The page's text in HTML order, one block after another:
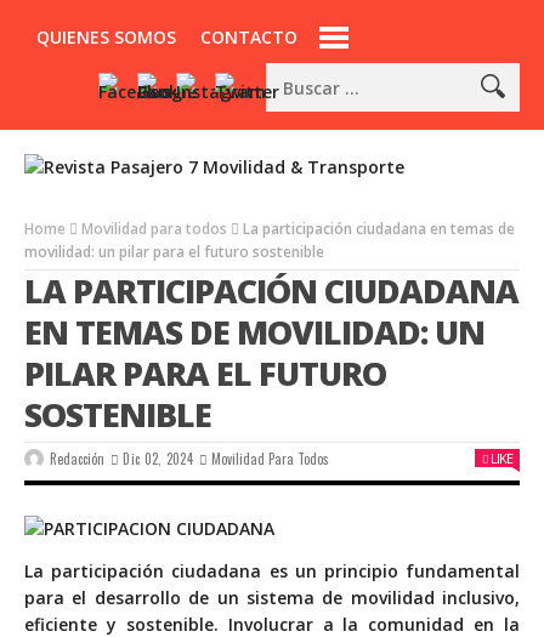
QUIENES SOMOS CONTACTO
Home Movilidad para todos
La participación ciudadana en temas de
movilidad: un pilar para el futuro sostenible
LA PARTICIPACIÓN CIUDADANA
EN TEMAS DE MOVILIDAD: UN
PILAR PARA EL FUTURO
SOSTENIBLE
Redacción Dic 02, 2024 Movilidad Para Todos LIKE
La participación ciudadana es un principio fundamental
para el desarrollo de un sistema de movilidad inclusivo,
eficiente y sostenible. Involucrar a la comunidad en la